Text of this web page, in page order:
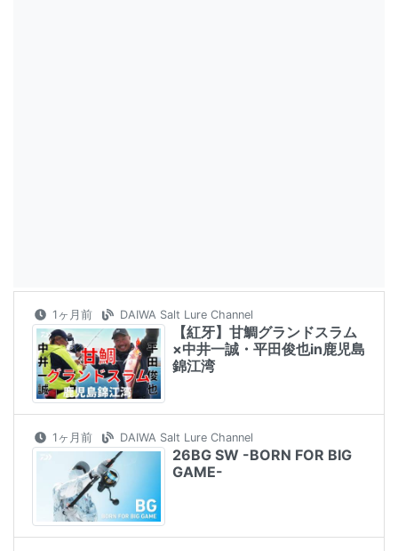
1ヶ月前 DAIWA Salt Lure Channel
【紅牙】甘鯛グランドスラム
×中井一誠・平田俊也in鹿児島
錦江湾
1ヶ月前 DAIWA Salt Lure Channel
26BG SW -BORN FOR BIG
GAME-